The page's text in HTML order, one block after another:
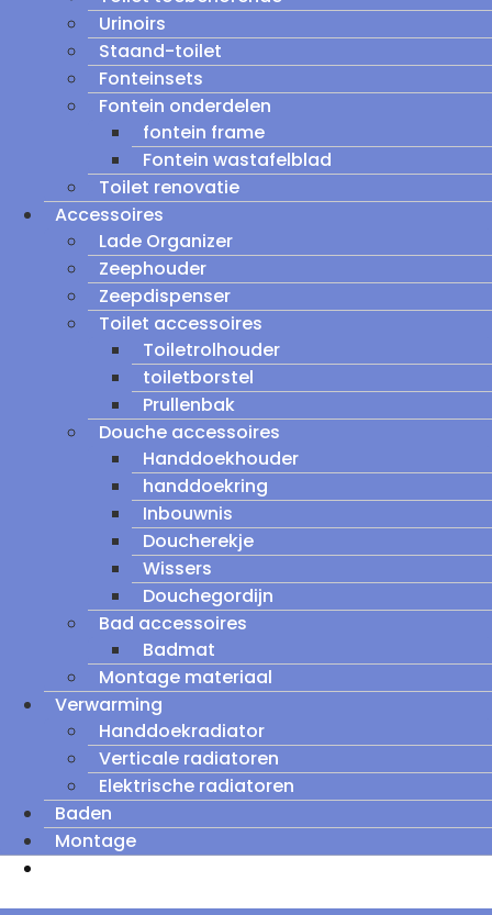
Urinoirs
Staand-toilet
Fonteinsets
Fontein onderdelen
fontein frame
Fontein wastafelblad
Toilet renovatie
Accessoires
Lade Organizer
Zeephouder
Zeepdispenser
Toilet accessoires
Toiletrolhouder
toiletborstel
Prullenbak
Douche accessoires
Handdoekhouder
handdoekring
Inbouwnis
Doucherekje
Wissers
Douchegordijn
Bad accessoires
Badmat
Montage materiaal
Verwarming
Handdoekradiator
Verticale radiatoren
Elektrische radiatoren
Baden
Montage